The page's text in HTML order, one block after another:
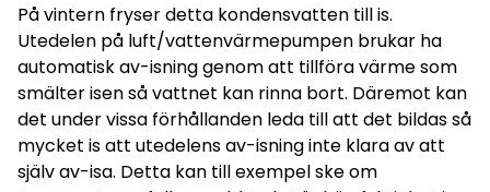
På vintern fryser detta kondensvatten till is.
Utedelen på luft/vattenvärmepumpen brukar ha
automatisk av-isning genom att tillföra värme som
smälter isen så vattnet kan rinna bort. Däremot kan
det under vissa förhållanden leda till att det bildas så
mycket is att utedelens av-isning inte klara av att
själv av-isa. Detta kan till exempel ske om